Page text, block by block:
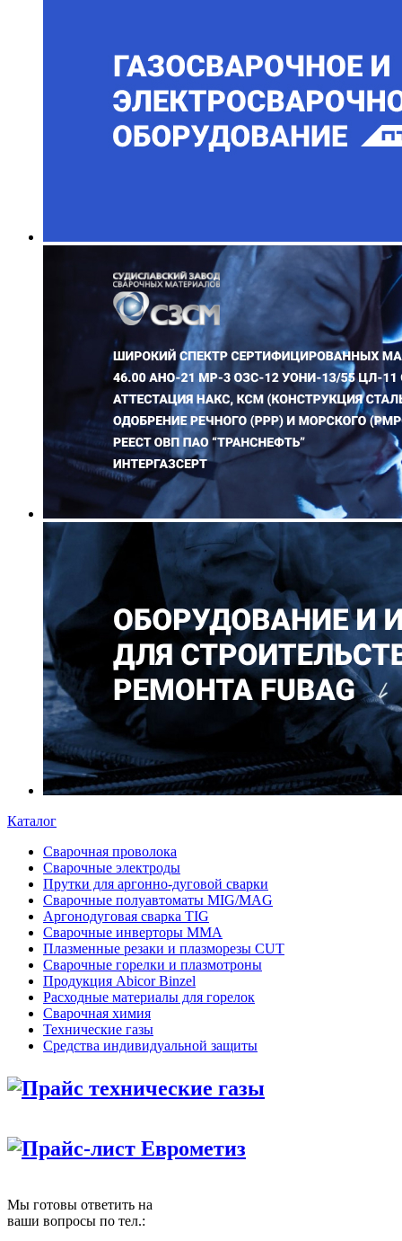
Каталог
Сварочная проволока
Сварочные электроды
Прутки для аргонно-дуговой сварки
Сварочные полуавтоматы MIG/MAG
Аргонодуговая сварка TIG
Сварочные инверторы MMA
Плазменные резаки и плазморезы CUT
Сварочные горелки и плазмотроны
Продукция Abicor Binzel
Расходные материалы для горелок
Сварочная химия
Технические газы
Средства индивидуальной защиты
Прайс технические газы
Прайс-лист Еврометиз
Мы готовы ответить на
ваши вопросы по тел.: